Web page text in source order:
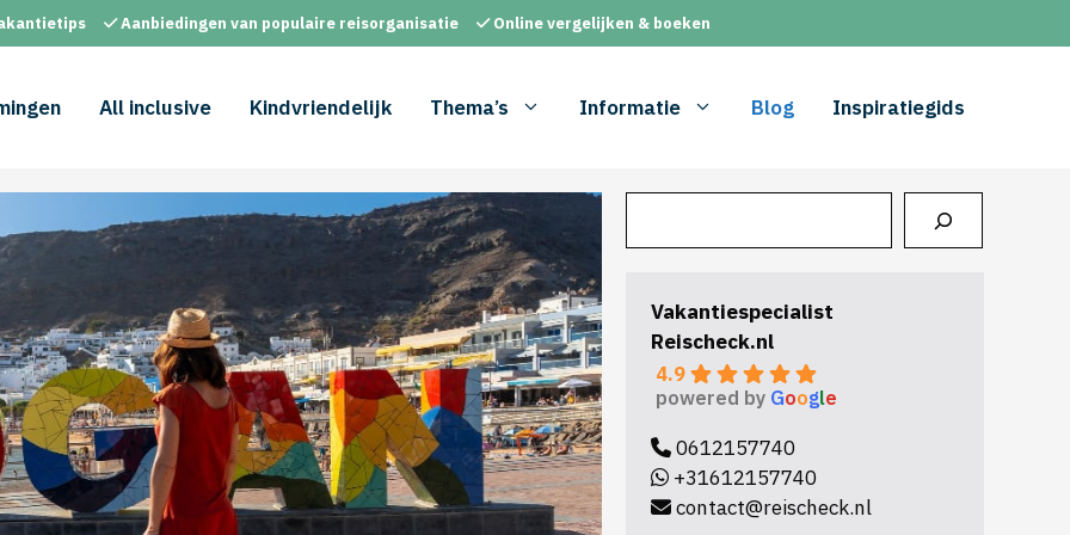
Aanbiedingen van populaire reisorganisatie Online vergelijken & boeken
All inclusive Kindvriendelijk Thema’s Informatie Blog Inspiratiegids
Vakantiespecialist
Reischeck.nl
4.9
powered by Google
0612157740
+31612157740
contact@reischeck.nl